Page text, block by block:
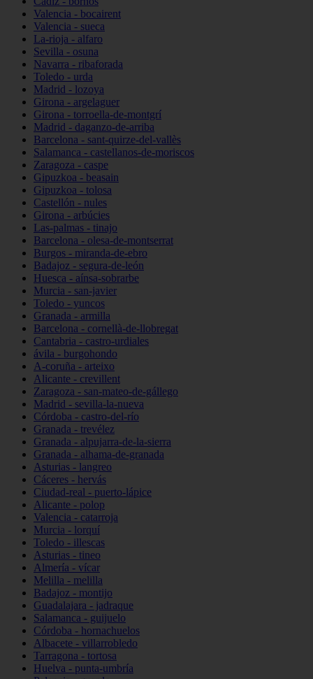
Valencia - bocairent
Valencia - sueca
La-rioja - alfaro
Sevilla - osuna
Navarra - ribaforada
Toledo - urda
Madrid - lozoya
Girona - argelaguer
Girona - torroella-de-montgrí
Madrid - daganzo-de-arriba
Barcelona - sant-quirze-del-vallès
Salamanca - castellanos-de-moriscos
Zaragoza - caspe
Gipuzkoa - beasain
Gipuzkoa - tolosa
Castellón - nules
Girona - arbúcies
Las-palmas - tinajo
Barcelona - olesa-de-montserrat
Burgos - miranda-de-ebro
Badajoz - segura-de-león
Huesca - aínsa-sobrarbe
Murcia - san-javier
Toledo - yuncos
Granada - armilla
Barcelona - cornellà-de-llobregat
Cantabria - castro-urdiales
ávila - burgohondo
A-coruña - arteixo
Alicante - crevillent
Zaragoza - san-mateo-de-gállego
Madrid - sevilla-la-nueva
Córdoba - castro-del-río
Granada - trevélez
Granada - alpujarra-de-la-sierra
Granada - alhama-de-granada
Asturias - langreo
Cáceres - hervás
Ciudad-real - puerto-lápice
Alicante - polop
Valencia - catarroja
Murcia - lorquí
Toledo - illescas
Asturias - tineo
Almería - vícar
Melilla - melilla
Badajoz - montijo
Guadalajara - jadraque
Salamanca - guijuelo
Córdoba - hornachuelos
Albacete - villarrobledo
Tarragona - tortosa
Huelva - punta-umbría